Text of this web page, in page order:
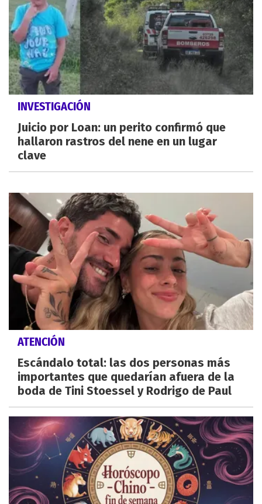
INVESTIGACIÓN
Juicio por Loan: un perito confirmó que
hallaron rastros del nene en un lugar
clave
ATENCIÓN
Escándalo total: las dos personas más
importantes que quedarían afuera de la
boda de Tini Stoessel y Rodrigo de Paul